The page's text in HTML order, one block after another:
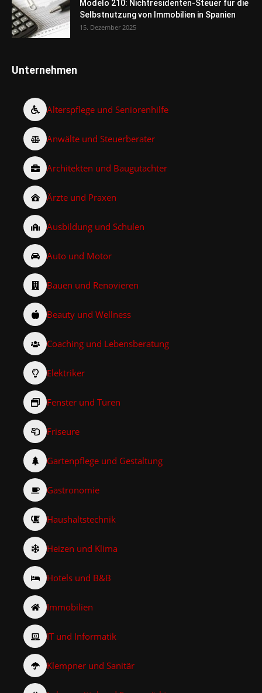
Modelo 210: Nichtresidenten-Steuer für die
Selbstnutzung von Immobilien in Spanien
15. Dezember 2025
Unternehmen
Alterspflege und Seniorenhilfe
Anwälte und Steuerberater
Architekten und Baugutachter
Ärzte und Praxen
Ausbildung und Schulen
Auto und Motor
Bauen und Renovieren
Beauty und Wellness
Coaching und Lebensberatung
Elektriker
Fenster und Türen
Friseure
Gartenpflege und Gestaltung
Gastronomie
Haushaltstechnik
Heizen und Klima
Hotels und B&B
Immobilien
IT und Informatik
Klempner und Sanitär